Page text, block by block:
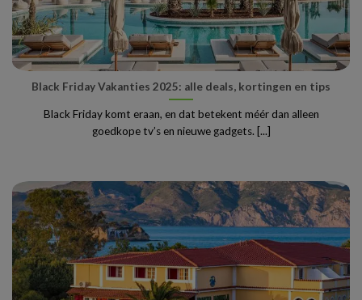
Black Friday Vakanties 2025: alle deals, kortingen en tips
Black Friday komt eraan, en dat betekent méér dan alleen
goedkope tv’s en nieuwe gadgets. [...]